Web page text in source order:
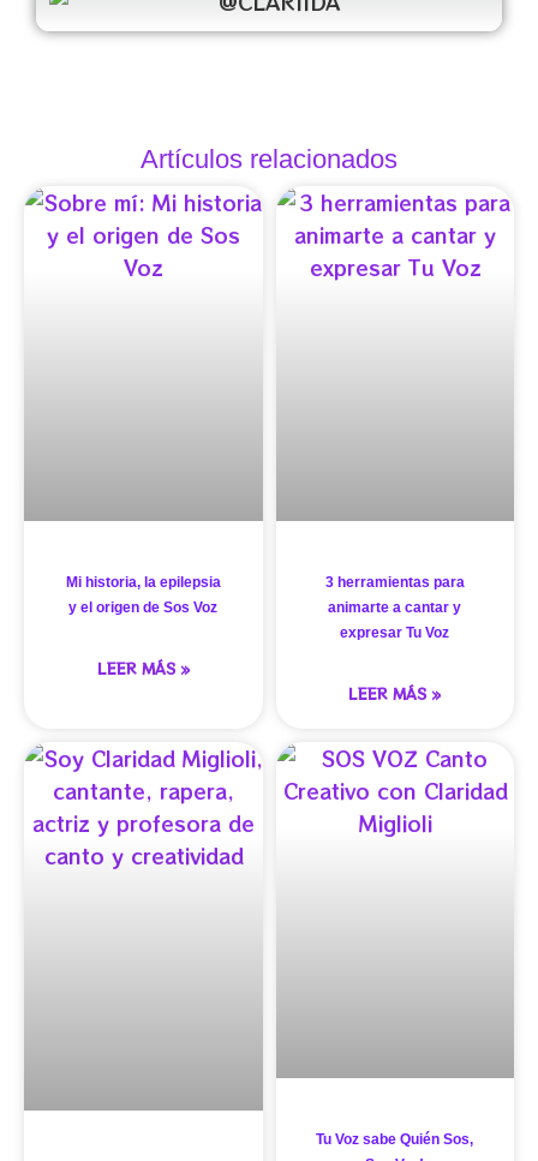
Artículos relacionados
Mi historia, la epilepsia
y el origen de Sos Voz
LEER MÁS »
3 herramientas para
animarte a cantar y
expresar Tu Voz
LEER MÁS »
Tu Voz sabe Quién Sos,